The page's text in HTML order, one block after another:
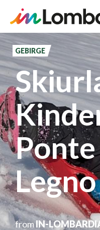
Direkt
zum
Inhalt
GEBIRGE
fromIN-